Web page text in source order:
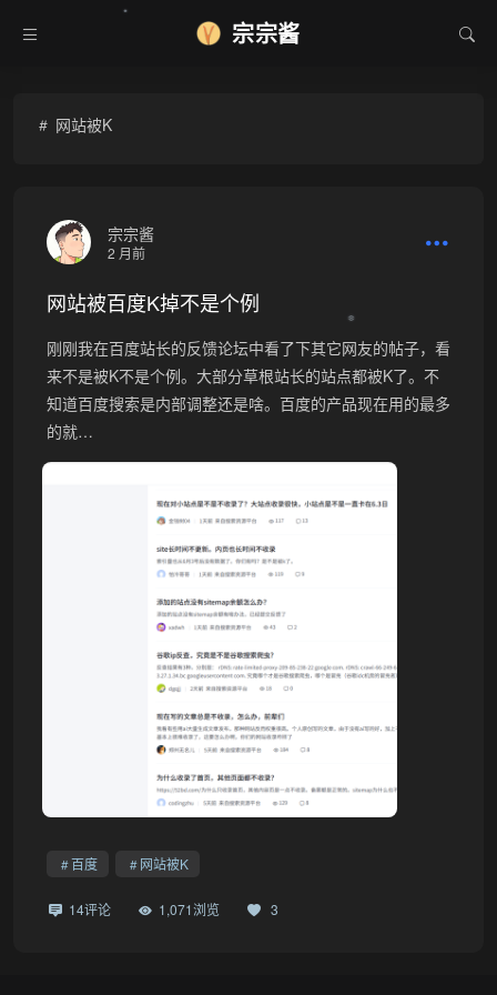
宗宗酱
网站被K
宗宗酱
2 月前
网站被百度K掉不是个例
刚刚我在百度站长的反馈论坛中看了下其它网友的帖子，看
来不是被K不是个例。大部分草根站长的站点都被K了。不
知道百度搜索是内部调整还是啥。百度的产品现在用的最多
的就…
百度 网站被K
14评论 1,071浏览 3